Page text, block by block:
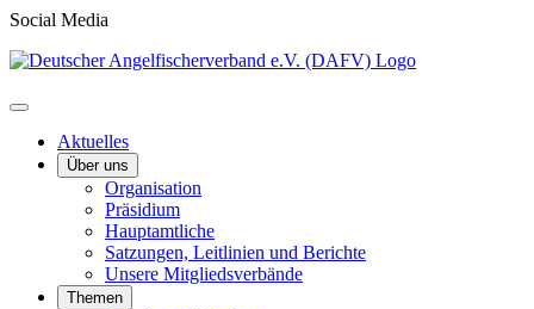
Social Media
Aktuelles
Über uns
Organisation
Präsidium
Hauptamtliche
Satzungen, Leitlinien und Berichte
Unsere Mitgliedsverbände
Themen